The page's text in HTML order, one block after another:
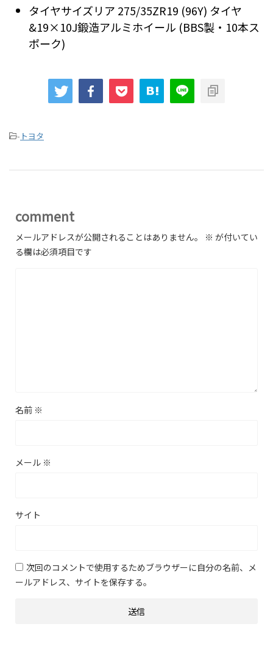
タイヤサイズリア 275/35ZR19 (96Y) タイヤ
&19×10J鍛造アルミホイール (BBS製・10本ス
ポーク)
- トヨタ
comment
メールアドレスが公開されることはありません。 ※ が付いてい
る欄は必須項目です
名前 ※
メール ※
サイト
次回のコメントで使用するためブラウザーに自分の名前、メ
ールアドレス、サイトを保存する。